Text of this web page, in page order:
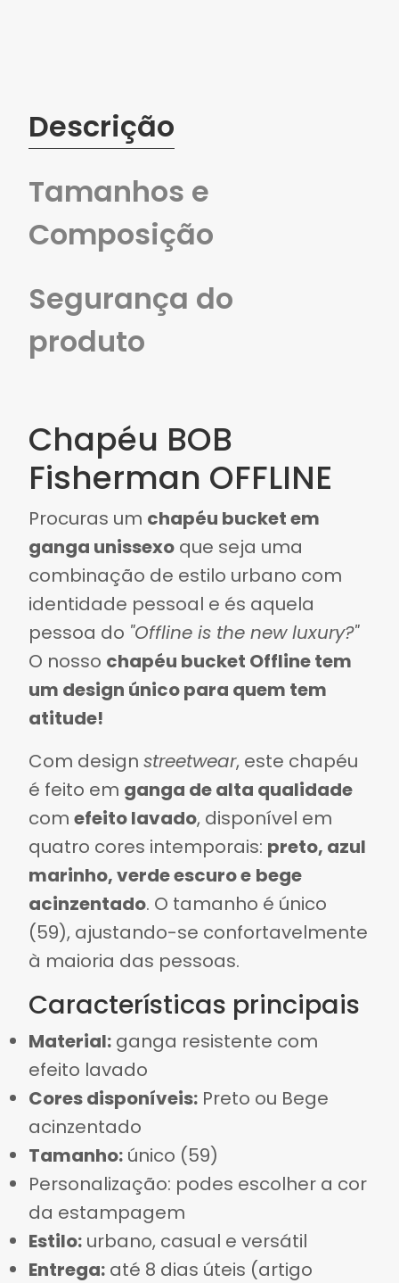
Descrição
Tamanhos e
Composição
Segurança do
produto
Chapéu BOB
Fisherman OFFLINE
Procuras um chapéu bucket em
ganga unissexo que seja uma
combinação de estilo urbano com
identidade pessoal e és aquela
pessoa do "Offline is the new luxury?"
O nosso chapéu bucket Offline tem
um design único para quem tem
atitude!
Com design streetwear, este chapéu
é feito em ganga de alta qualidade
com efeito lavado, disponível em
quatro cores intemporais: preto, azul
marinho, verde escuro e bege
acinzentado. O tamanho é único
(59), ajustando-se confortavelmente
à maioria das pessoas.
Características principais
Material: ganga resistente com
efeito lavado
Cores disponíveis: Preto ou Bege
acinzentado
Tamanho: único (59)
Personalização: podes escolher a cor
da estampagem
Estilo: urbano, casual e versátil
Entrega: até 8 dias úteis (artigo